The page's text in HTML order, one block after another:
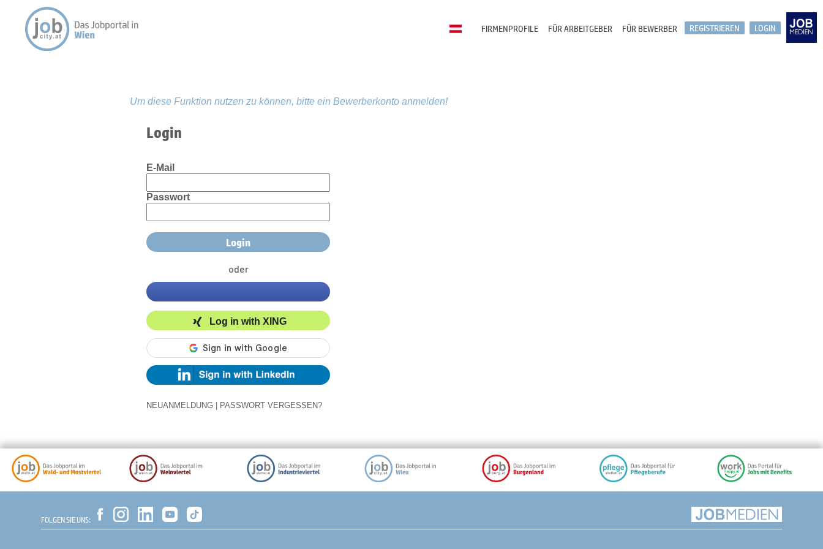
LOGIN
REGISTRIEREN
FÜR BEWERBER
FÜR ARBEITGEBER
FIRMENPROFILE
Um diese Funktion nutzen zu können, bitte ein Bewerberkonto anmelden!
Login
E-Mail
Passwort
oder
Log in with XING
NEUANMELDUNG PASSWORT VERGESSEN?
FOLGEN SIE UNS: